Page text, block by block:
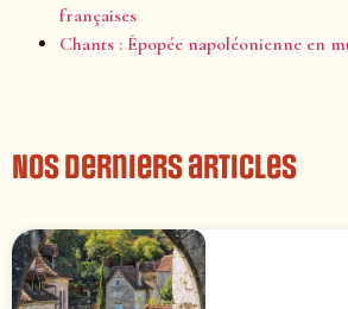
françaises
Chants : Épopée napoléonienne en
Nos derniers articles